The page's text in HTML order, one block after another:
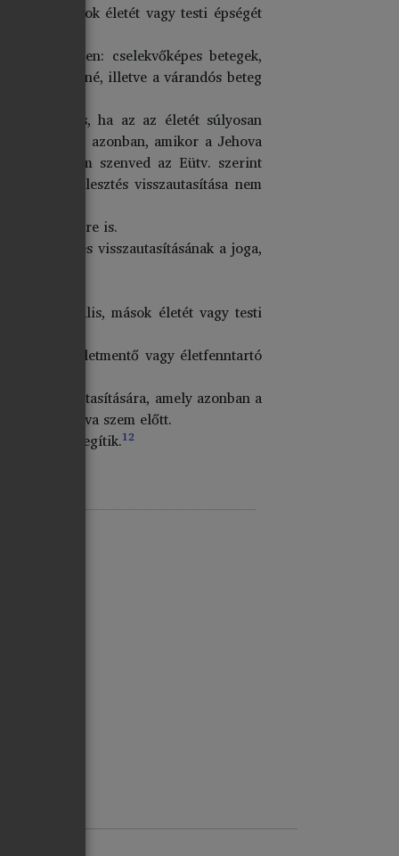
mások életét vagy testi épségét
esetekben: cselekvőképes betegek,
illetve a várandós beteg
akkor is, ha az az életét súlyosan
az esetben azonban, amikor a Jehova
(tehát nem szenved az Eütv. szerint
a vérátömlesztés visszautasítása nem
személyre is.
visszautasításának a joga,
generális, mások életét vagy testi
ha az életmentő vagy életfenntartó
visszautasítására, amely azonban a
érdekét tartva szem előtt.
segítik.12